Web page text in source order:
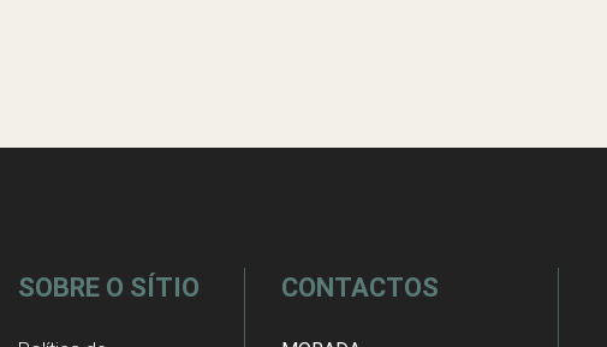
SOBRE O SÍTIO CONTACTOS